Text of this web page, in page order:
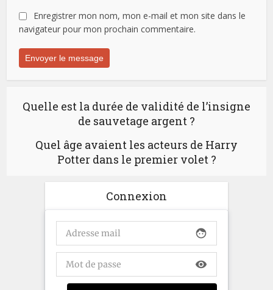
Enregistrer mon nom, mon e-mail et mon site dans le
navigateur pour mon prochain commentaire.
Quelle est la durée de validité de l’insigne
de sauvetage argent ?
Quel âge avaient les acteurs de Harry
Potter dans le premier volet ?
Connexion
face
visibility